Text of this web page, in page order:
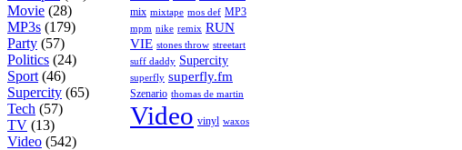
Movie (28)
MP3s (179)
Party (57)
Politics (24)
Sport (46)
Supercity (65)
Tech (57)
TV (13)
Video (542)
mix mixtape mos def MP3
mpm nike remix RUN
VIE stones throw streetart
suff daddy Supercity
superfly superfly.fm
Szenario thomas de martin
Video vinyl waxos